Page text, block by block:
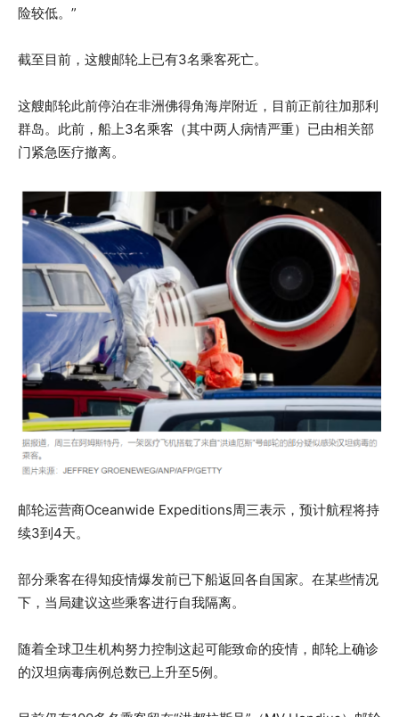
险较低。”
截至目前，这艘邮轮上已有3名乘客死亡。
这艘邮轮此前停泊在非洲佛得角海岸附近，目前正前往加那利
群岛。此前，船上3名乘客（其中两人病情严重）已由相关部
门紧急医疗撤离。
邮轮运营商Oceanwide Expeditions周三表示，预计航程将持
续3到4天。
部分乘客在得知疫情爆发前已下船返回各自国家。在某些情况
下，当局建议这些乘客进行自我隔离。
随着全球卫生机构努力控制这起可能致命的疫情，邮轮上确诊
的汉坦病毒病例总数已上升至5例。